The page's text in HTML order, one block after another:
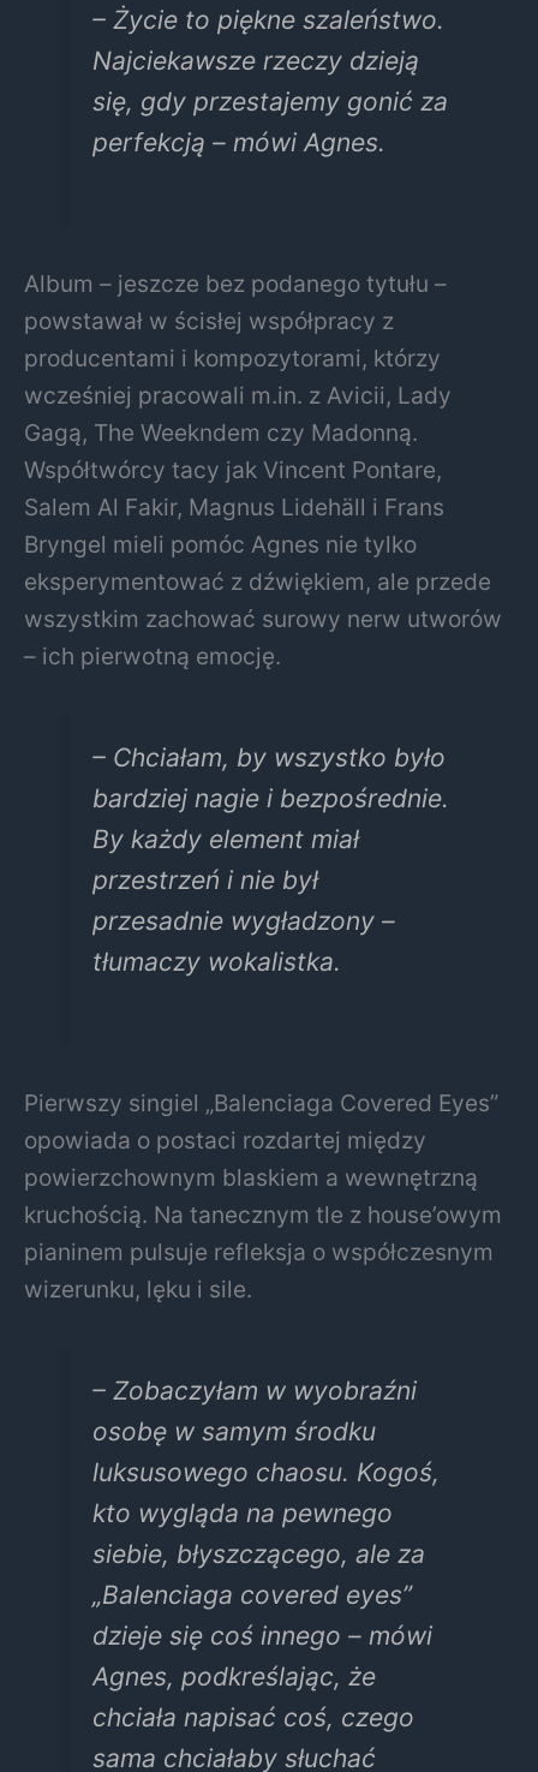
– Życie to piękne szaleństwo.
Najciekawsze rzeczy dzieją
się, gdy przestajemy gonić za
perfekcją – mówi Agnes.
Album – jeszcze bez podanego tytułu –
powstawał w ścisłej współpracy z
producentami i kompozytorami, którzy
wcześniej pracowali m.in. z Avicii, Lady
Gagą, The Weekndem czy Madonną.
Współtwórcy tacy jak Vincent Pontare,
Salem Al Fakir, Magnus Lidehäll i Frans
Bryngel mieli pomóc Agnes nie tylko
eksperymentować z dźwiękiem, ale przede
wszystkim zachować surowy nerw utworów
– ich pierwotną emocję.
– Chciałam, by wszystko było
bardziej nagie i bezpośrednie.
By każdy element miał
przestrzeń i nie był
przesadnie wygładzony –
tłumaczy wokalistka.
Pierwszy singiel „Balenciaga Covered Eyes”
opowiada o postaci rozdartej między
powierzchownym blaskiem a wewnętrzną
kruchością. Na tanecznym tle z house’owym
pianinem pulsuje refleksja o współczesnym
wizerunku, lęku i sile.
– Zobaczyłam w wyobraźni
osobę w samym środku
luksusowego chaosu. Kogoś,
kto wygląda na pewnego
siebie, błyszczącego, ale za
„Balenciaga covered eyes”
dzieje się coś innego – mówi
Agnes, podkreślając, że
chciała napisać coś, czego
sama chciałaby słuchać